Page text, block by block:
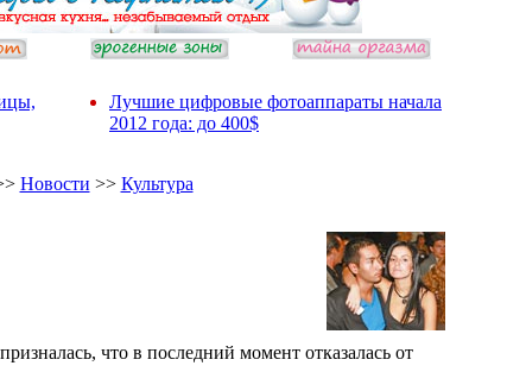
Лучшие цифровые фотоаппараты начала
2012 года: до 400$
Новости >> Культура
что в последний момент отказалась от